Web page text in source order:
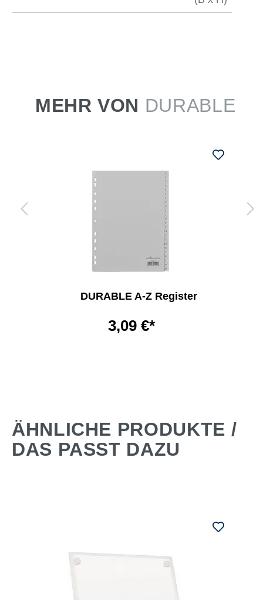
MEHR VON DURABLE
DURABLE A-Z Register
3,09 €*
ÄHNLICHE PRODUKTE /
DAS PASST DAZU